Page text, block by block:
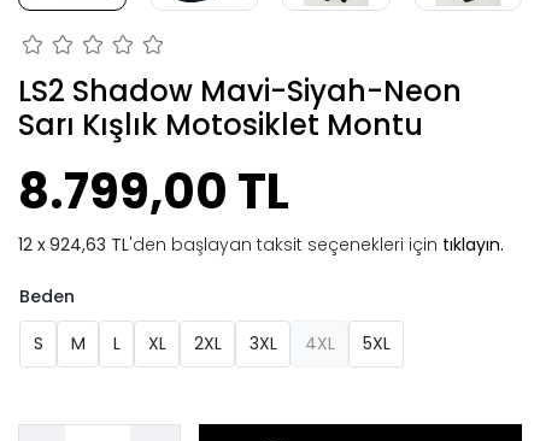
LS2 Shadow Mavi-Siyah-Neon
Sarı Kışlık Motosiklet Montu
8.799,00 TL
924,63 TL'den başlayan taksit seçenekleri için tıklayın.
Beden
S
M L XL 2XL 3XL 4XL 5XL